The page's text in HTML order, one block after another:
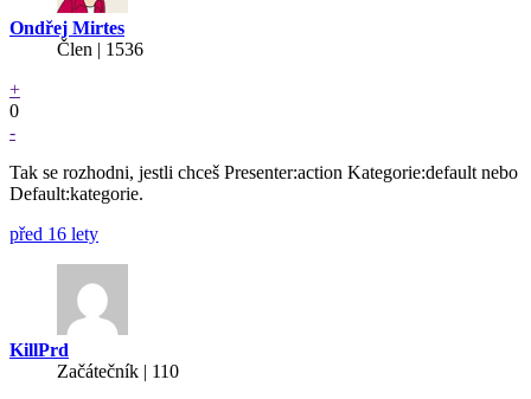
Ondřej Mirtes
Člen | 1536
+
0
-
Tak se rozhodni, jestli chceš Presenter:action Kategorie:default nebo
Default:kategorie.
před 16 lety
KillPrd
Začátečník | 110